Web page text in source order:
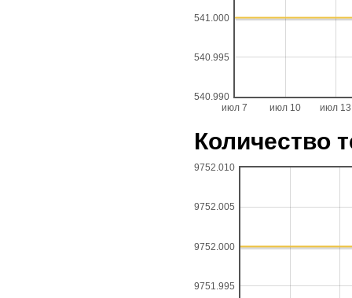
июл 7 июл 10 июл 13
540.990
540.995
541.000
Количество
9751.995
9752.000
9752.005
9752.010